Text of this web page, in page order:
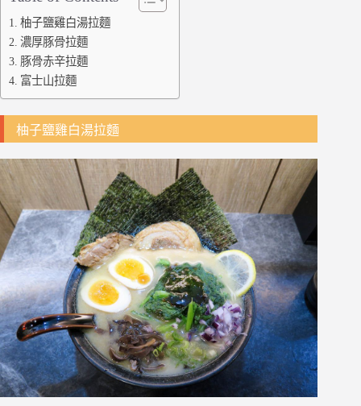
柚子鹽雞白湯拉麵
濃厚豚骨拉麵
豚骨赤辛拉麵
富士山拉麵
柚子鹽雞白湯拉麵